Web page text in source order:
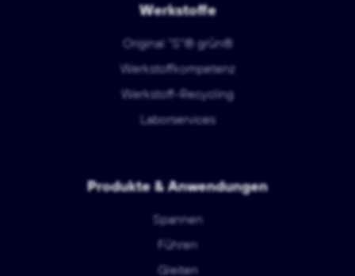
Werkstoffe
Original "S"® grün®
Werkstoffkompetenz
Werkstoff-Recycling
Laborservices
Produkte & Anwendungen
Spannen
Führen
Gleiten